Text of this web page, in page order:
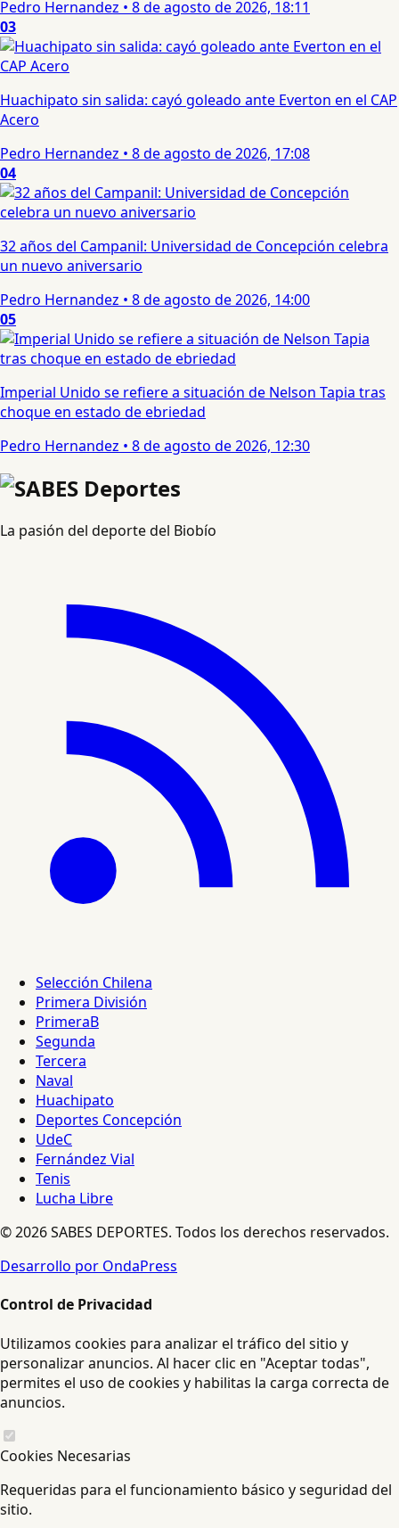
Pedro Hernandez • 8 de agosto de 2026, 18:11
03
Huachipato sin salida: cayó goleado ante Everton en el CAP
Acero
Pedro Hernandez • 8 de agosto de 2026, 17:08
04
32 años del Campanil: Universidad de Concepción celebra
un nuevo aniversario
Pedro Hernandez • 8 de agosto de 2026, 14:00
05
Imperial Unido se refiere a situación de Nelson Tapia tras
choque en estado de ebriedad
Pedro Hernandez • 8 de agosto de 2026, 12:30
La pasión del deporte del Biobío
Selección Chilena
Primera División
PrimeraB
Segunda
Tercera
Naval
Huachipato
Deportes Concepción
UdeC
Fernández Vial
Tenis
Lucha Libre
© 2026 SABES DEPORTES. Todos los derechos reservados.
Desarrollo por OndaPress
Control de Privacidad
Utilizamos cookies para analizar el tráfico del sitio y
personalizar anuncios. Al hacer clic en "Aceptar todas",
permites el uso de cookies y habilitas la carga correcta de
anuncios.
Cookies Necesarias
Requeridas para el funcionamiento básico y seguridad del
sitio.